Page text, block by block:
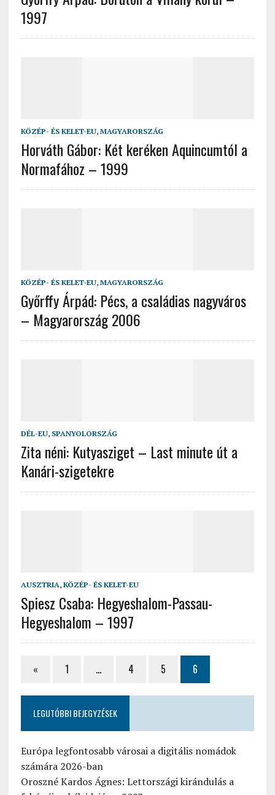
1997
KÖZÉP- ÉS KELET-EU, MAGYARORSZÁG
Horváth Gábor: Két keréken Aquincumtól a
Normafához – 1999
KÖZÉP- ÉS KELET-EU, MAGYARORSZÁG
Győrffy Árpád: Pécs, a családias nagyváros
– Magyarország 2006
DÉL-EU, SPANYOLORSZÁG
Zita néni: Kutyasziget – Last minute út a
Kanári-szigetekre
AUSZTRIA, KÖZÉP- ÉS KELET-EU
Spiesz Csaba: Hegyeshalom-Passau-
Hegyeshalom – 1997
« 1 … 4 5 6
LEGUTÓBBI BEJEGYZÉSEK
Európa legfontosabb városai a digitális nomádok
számára 2026-ban
Oroszné Kardos Ágnes: Lettországi kirándulás a